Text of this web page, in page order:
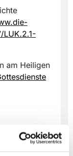
LUK.2.1-
am Heiligen